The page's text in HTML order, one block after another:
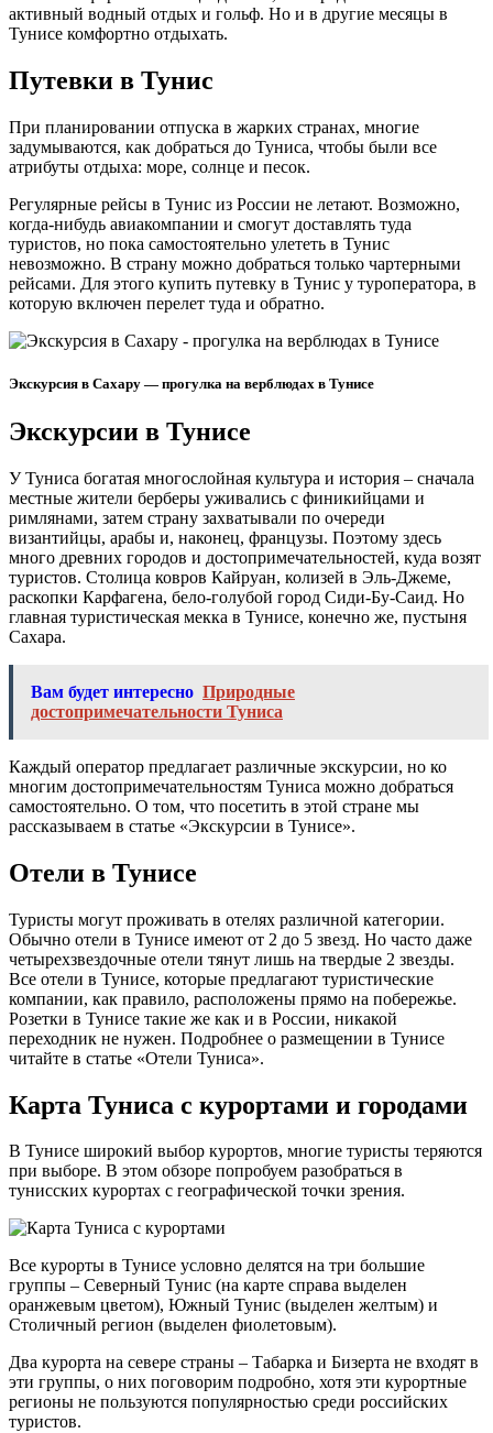
активный водный отдых и гольф. Но и в другие месяцы в
Тунисе комфортно отдыхать.
Путевки в Тунис
При планировании отпуска в жарких странах, многие
задумываются, как добраться до Туниса, чтобы были все
атрибуты отдыха: море, солнце и песок.
Регулярные рейсы в Тунис из России не летают. Возможно,
когда-нибудь авиакомпании и смогут доставлять туда
туристов, но пока самостоятельно улететь в Тунис
невозможно. В страну можно добраться только чартерными
рейсами. Для этого купить путевку в Тунис у туроператора, в
которую включен перелет туда и обратно.
Экскурсия в Сахару — прогулка на верблюдах в Тунисе
Экскурсии в Тунисе
У Туниса богатая многослойная культура и история – сначала
местные жители берберы уживались с финикийцами и
римлянами, затем страну захватывали по очереди
византийцы, арабы и, наконец, французы. Поэтому здесь
много древних городов и достопримечательностей, куда возят
туристов. Столица ковров Кайруан, колизей в Эль-Джеме,
раскопки Карфагена, бело-голубой город Сиди-Бу-Саид. Но
главная туристическая мекка в Тунисе, конечно же, пустыня
Сахара.
Вам будет интересно Природные
достопримечательности Туниса
Каждый оператор предлагает различные экскурсии, но ко
многим достопримечательностям Туниса можно добраться
самостоятельно. О том, что посетить в этой стране мы
рассказываем в статье «Экскурсии в Тунисе».
Отели в Тунисе
Туристы могут проживать в отелях различной категории.
Обычно отели в Тунисе имеют от 2 до 5 звезд. Но часто даже
четырехзвездочные отели тянут лишь на твердые 2 звезды.
Все отели в Тунисе, которые предлагают туристические
компании, как правило, расположены прямо на побережье.
Розетки в Тунисе такие же как и в России, никакой
переходник не нужен. Подробнее о размещении в Тунисе
читайте в статье «Отели Туниса».
Карта Туниса с курортами и городами
В Тунисе широкий выбор курортов, многие туристы теряются
при выборе. В этом обзоре попробуем разобраться в
тунисских курортах с географической точки зрения.
Все курорты в Тунисе условно делятся на три большие
группы – Северный Тунис (на карте справа выделен
оранжевым цветом), Южный Тунис (выделен желтым) и
Столичный регион (выделен фиолетовым).
Два курорта на севере страны – Табарка и Бизерта не входят в
эти группы, о них поговорим подробно, хотя эти курортные
регионы не пользуются популярностью среди российских
туристов.